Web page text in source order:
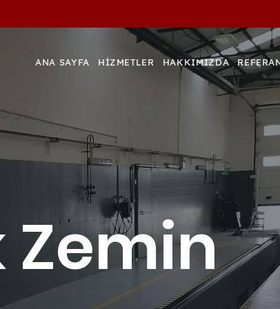
ANA SAYFA HİZMETLER HAKKIMIZDA
Zemin